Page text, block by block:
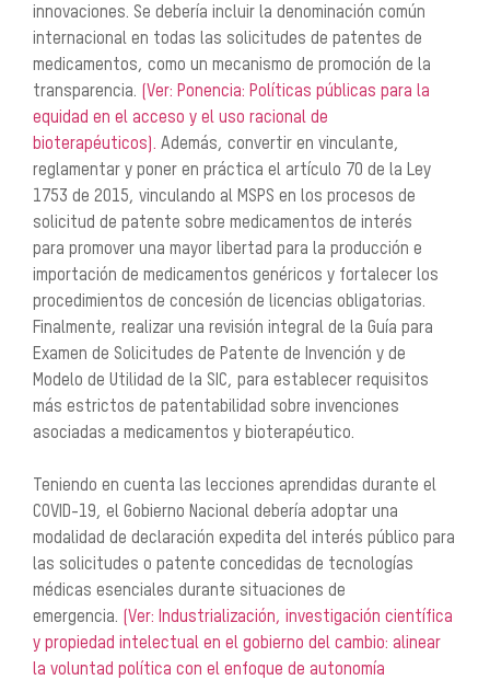
innovaciones. Se debería incluir la denominación común
internacional en todas las solicitudes de patentes de
medicamentos, como un mecanismo de promoción de la
transparencia. (Ver: Ponencia: Políticas públicas para la
equidad en el acceso y el uso racional de
bioterapéuticos). Además, convertir en vinculante,
reglamentar y poner en práctica el artículo 70 de la Ley
1753 de 2015, vinculando al MSPS en los procesos de
solicitud de patente sobre medicamentos de interés
para promover una mayor libertad para la producción e
importación de medicamentos genéricos y fortalecer los
procedimientos de concesión de licencias obligatorias.
Finalmente, realizar una revisión integral de la Guía para
Examen de Solicitudes de Patente de Invención y de
Modelo de Utilidad de la SIC, para establecer requisitos
más estrictos de patentabilidad sobre invenciones
asociadas a medicamentos y bioterapéutico.
Teniendo en cuenta las lecciones aprendidas durante el
COVID-19, el Gobierno Nacional debería adoptar una
modalidad de declaración expedita del interés público para
las solicitudes o patente concedidas de tecnologías
médicas esenciales durante situaciones de
emergencia.
(Ver: Industrialización, investigación científica
y propiedad intelectual en el gobierno del cambio: alinear
la voluntad política con el enfoque de autonomía